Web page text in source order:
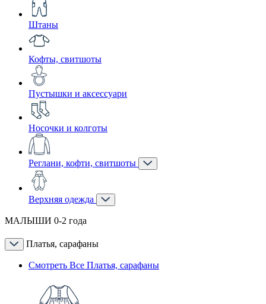
Штаны
Кофты, свитшоты
Пустышки и аксессуари
Носочки и колготы
Реглани, кофти, свитшоты
Верхняя одежда
МАЛЫШИ 0-2 года
Платья, сарафаны
Смотреть Все Платья, сарафаны